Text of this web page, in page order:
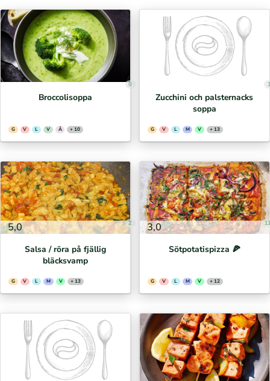
0
Broccolisoppa
G V L V Ä + 10
Zucchini och palsternacks
soppa
G V L M V + 13
5,0 2
Salsa / röra på fjällig
bläcksvamp
G V L M V + 13
3,0
Sötpotatispizza 🍕⁣
G V L M V + 12